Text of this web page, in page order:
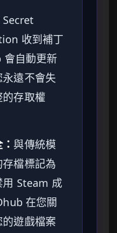
收到補丁
會自動更新
遠不會失
存取權
：與傳統模
檔標記為
用 Steam 成
在您關
遊戲檔案